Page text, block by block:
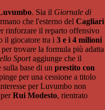
. Sia il Giornale di
che l'esterno del Cagliari
rinforzare il reparto offensivo
il giocatore tra i 3 e i 4 milioni
trovare la formula più adatta
Sportaggiunge che il
sulla base di un prestito con
per una cessione a titolo
per Luvumbo non
Rui Modesto, rientrato